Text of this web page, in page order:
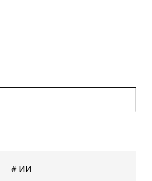
ИИ